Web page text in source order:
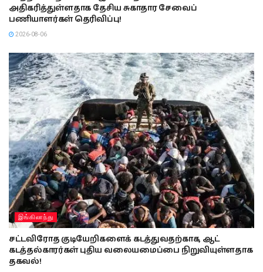
அதிகரித்துள்ளதாக தேசிய சுகாதார சேவைப்
பணியாளர்கள் தெரிவிப்பு!
2026-08-06
இங்கிலாந்து
சட்டவிரோத குடியேறிகளைக் கடத்துவதற்காக, ஆட்
கடத்தல்காரர்கள் புதிய வலையமைப்பை நிறுவியுள்ளதாக
தகவல்!